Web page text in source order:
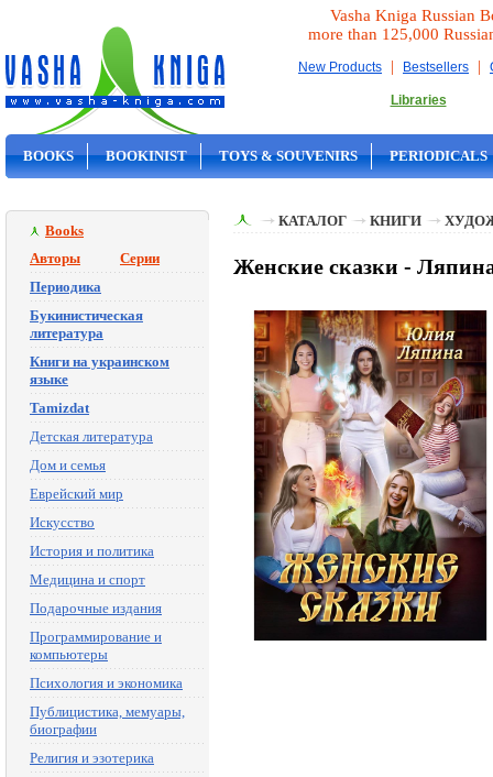
Vasha Kniga Russian
more than 125,000
New Products | Bestsellers |
Libraries
BOOKS BOOKINIST TOYS & SOUVENIRS PERIODICALS
Books
Авторы
Серии
Периодика
Букинистическая
литература
Книги на украинском
языке
Tamizdat
Детская литература
Дом и семья
Еврейский мир
Искусство
История и политика
Медицина и спорт
Подарочные издания
Программирование и
компьютеры
Психология и экономика
Публицистика, мемуары,
биографии
Религия и эзотерика
КАТАЛОГ КНИГИ
Женские сказки -